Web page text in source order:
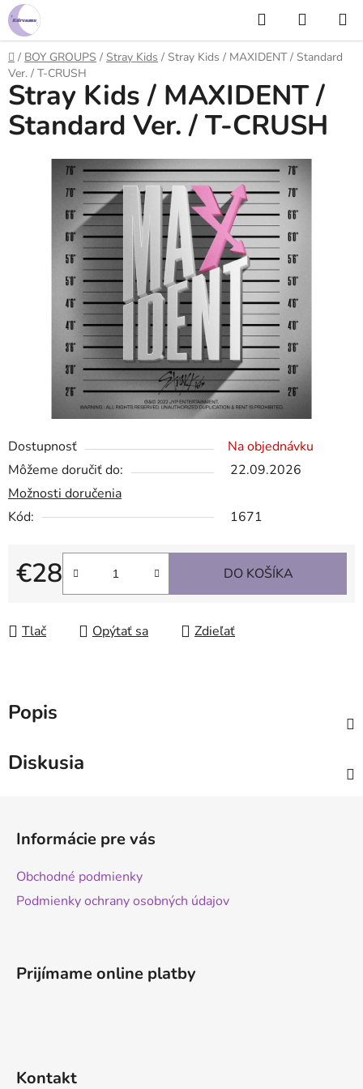
Prejsť
na
obsah
Hľadať
KOŠÍK
Domov
/ BOY GROUPS / Stray Kids / Stray Kids / MAXIDENT / Standard
Ver. / T-CRUSH
Dostupnosť
Na objednávku
Môžeme doručiť do:
22.09.2026
Možnosti doručenia
Kód:
1671
€28
Jednotková cena:
DO KOŠÍKA
Tlač Opýtať sa Zdieľať
Stray Kids / MAXIDENT /
Standard Ver. / T-CRUSH
Popis
Diskusia
Informácie pre vás
Obchodné podmienky
Podmienky ochrany osobných údajov
Prijímame online platby
Kontakt